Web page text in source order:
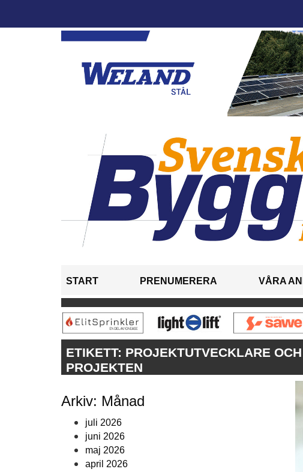
START PRENUMERERA VÅRA
ETIKETT: PROJEKTUTVECKLARE
PROJEKTEN
Arkiv: Månad
juli 2026
juni 2026
maj 2026
april 2026